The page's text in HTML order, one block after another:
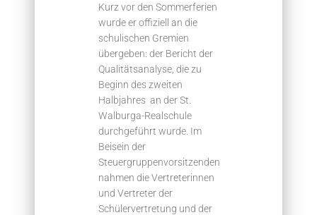
Kurz vor den Sommerferien
wurde er offiziell an die
schulischen Gremien
übergeben: der Bericht der
Qualitätsanalyse, die zu
Beginn des zweiten
Halbjahres an der St.
Walburga-Realschule
durchgeführt wurde. Im
Beisein der
Steuergruppenvorsitzenden
nahmen die Vertreterinnen
und Vertreter der
Schülervertretung und der